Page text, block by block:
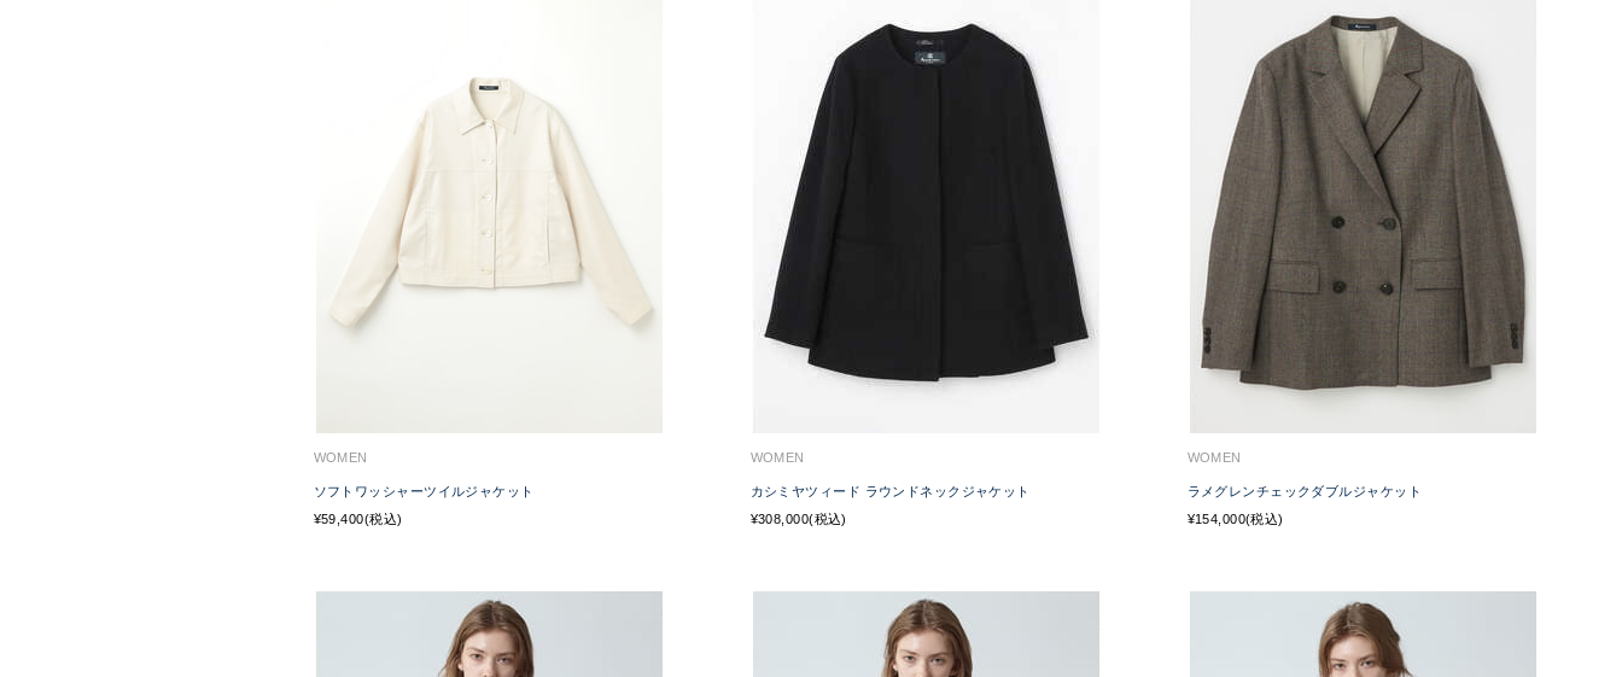
WOMEN
ソフトワッシャーツイルジャケット
¥59,400(税込)
WOMEN
カシミヤツィード ラウンドネックジャケット
¥308,000(税込)
WOMEN
ラメグレンチェックダブルジャケット
¥154,000(税込)